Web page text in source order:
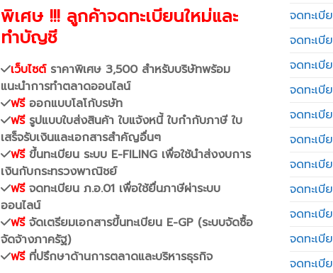
พิเศษ !!! ลูกค้าจดทะเบียนใหม่และ
ทำบัญชี
เว็บไซต์ราคาพิเศษ 3,500 สำหรับบริษัทพร้อม
แนะนำการทำตลาดออนไลน์
ฟรีออกแบบโลโก้บรษัท
ฟรีรูปแบบใบส่งสินค้า ใบแจ้งหนี้ ใบกำกับภาษี ใบ
เสร็จรับเงินและเอกสารสำคัญอื่นๆ
ฟรีขึ้นทะเบียน ระบบ E-FILING เพื่อใช้นำส่งงบการ
เงินกับกระทรวงพาณิชย์
ฟรีจดทะเบียน ภ.อ.01 เพื่อใช้ยื่นภาษีผ่าระบบ
ออนไลน์
ฟรีจัดเตรียมเอกสารขึ้นทะเบียน E-GP (ระบบจัดซื้อ
จัดจ้างภาครัฐ)
ฟรีที่ปรึกษาด้านการตลาดและบริหารธุรกิจ
จดทะเบี
จดทะเบี
จดทะเบี
จดทะเบี
จดทะเ
จดทะเบี
จดทะเบี
จดทะเบี
จดทะเบี
จดทะเ
จดทะเ